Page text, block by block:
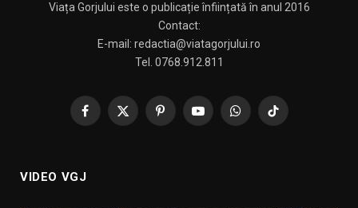
Viața Gorjului este o publicație înființată în anul 2016
Contact:
E-mail: redactia@viatagorjului.ro
Tel. 0768.912.811
Facebook
X
PinterestYouTubeWhatsAppTikTok
VIDEO VGJ